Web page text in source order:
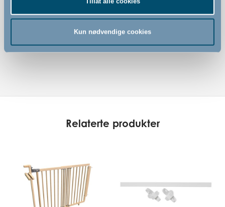
Kun nødvendige cookies
Passer til åpninger fra 65,5 til 102 cm når den er montert
UTENPÅ åpningen
EN 1930-sertifisert
FSC®-sertifisert sikkerhetsgrind (FSC-C130052)
Relaterte produkter